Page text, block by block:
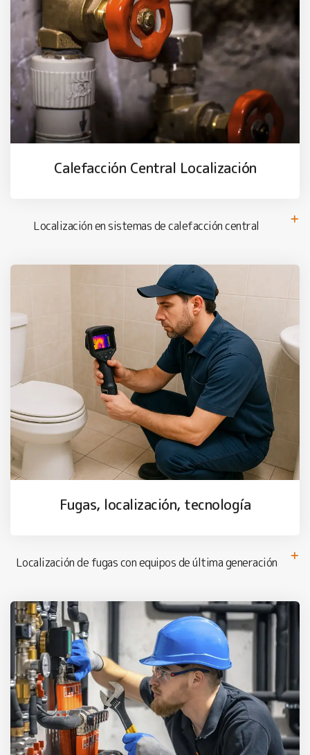
Calefacción Central Localización
Localización en sistemas de calefacción central
Fugas, localización, tecnología
Localización de fugas con equipos de última generación